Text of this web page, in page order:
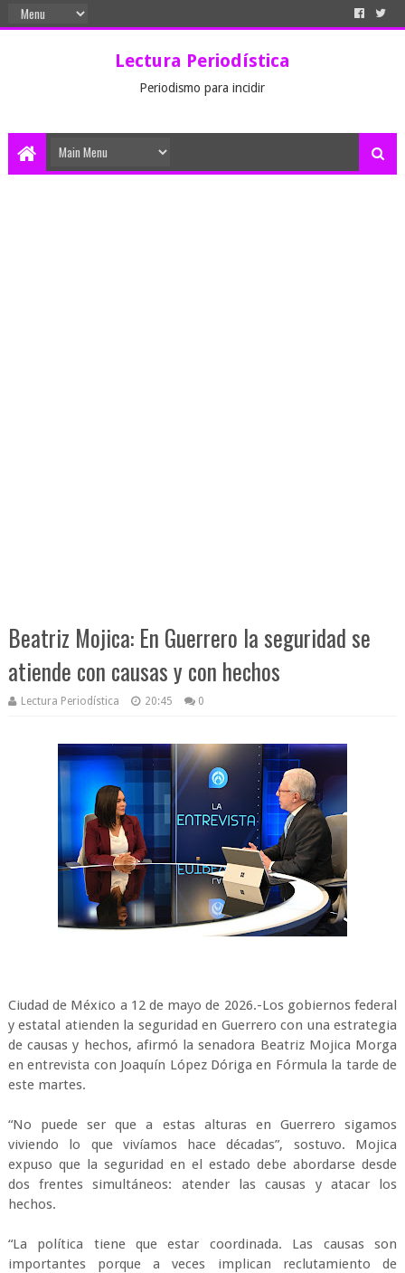
Lectura Periodística
Periodismo para incidir
Beatriz Mojica: En Guerrero la seguridad se
atiende con causas y con hechos
Lectura Periodística 20:45 0
Ciudad de México a 12 de mayo de 2026.-Los gobiernos federal
y estatal atienden la seguridad en Guerrero con una estrategia
de causas y hechos, afirmó la senadora Beatriz Mojica Morga
en entrevista con Joaquín López Dóriga en Fórmula la tarde de
este martes.
“No puede ser que a estas alturas en Guerrero sigamos
viviendo lo que vivíamos hace décadas”, sostuvo. Mojica
expuso que la seguridad en el estado debe abordarse desde
dos frentes simultáneos: atender las causas y atacar los
hechos.
“La política tiene que estar coordinada. Las causas son
importantes porque a veces implican reclutamiento de